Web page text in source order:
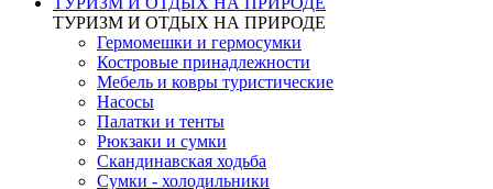
ТУРИЗМ И ОТДЫХ НА ПРИРОДЕ
Гермомешки и гермосумки
Костровые принадлежности
Мебель и ковры туристические
Насосы
Палатки и тенты
Рюкзаки и сумки
Скандинавская ходьба
Сумки - холодильники